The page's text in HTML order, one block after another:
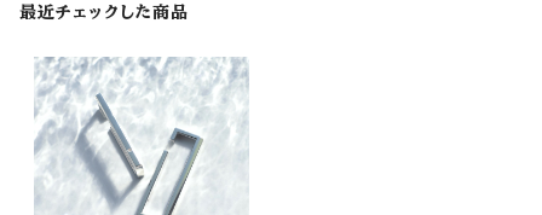
最近チェックした商品